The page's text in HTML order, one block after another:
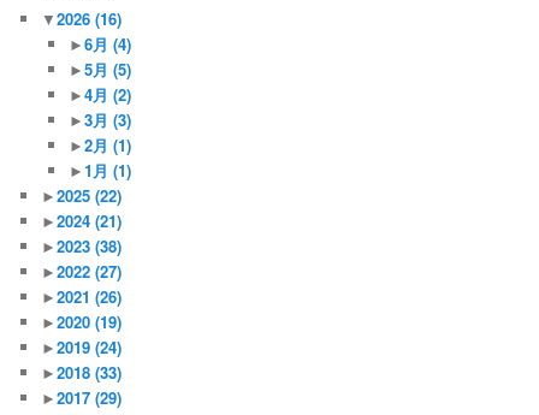
▼2026(16)
►6月 (4)
►5月 (5)
►4月 (2)
►3月 (3)
►2月 (1)
►1月 (1)
►2025(22)
►2024(21)
►2023(38)
►2022(27)
►2021(26)
►2020(19)
►2019(24)
►2018(33)
►2017(29)